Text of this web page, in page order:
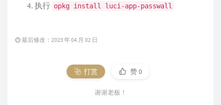
执行 opkg install luci-app-passwall
最后修改：2023 年 04 月 02 日
打赏 赞0
谢谢老板！